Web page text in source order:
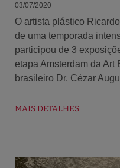
03/07/2020
O artista plástico
de uma temporada
participou de 3
etapa Amsterdam da Art
brasileiro Dr. Cézar
MAIS DETALHES